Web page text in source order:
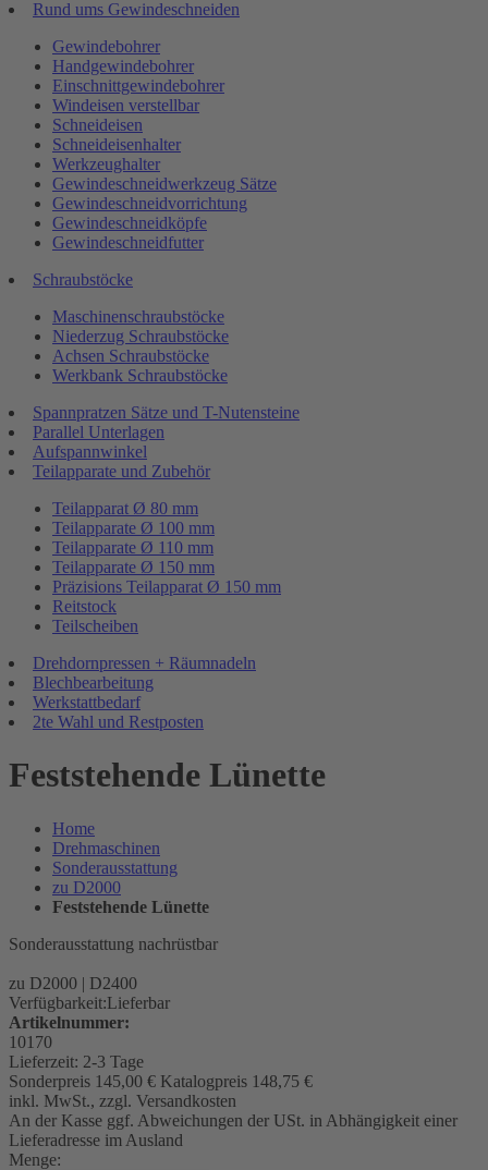
Rund ums Gewindeschneiden
Gewindebohrer
Handgewindebohrer
Einschnittgewindebohrer
Windeisen verstellbar
Schneideisen
Schneideisenhalter
Werkzeughalter
Gewindeschneidwerkzeug Sätze
Gewindeschneidvorrichtung
Gewindeschneidköpfe
Gewindeschneidfutter
Schraubstöcke
Maschinenschraubstöcke
Niederzug Schraubstöcke
Achsen Schraubstöcke
Werkbank Schraubstöcke
Spannpratzen Sätze und T-Nutensteine
Parallel Unterlagen
Aufspannwinkel
Teilapparate und Zubehör
Teilapparat Ø 80 mm
Teilapparate Ø 100 mm
Teilapparate Ø 110 mm
Teilapparate Ø 150 mm
Präzisions Teilapparat Ø 150 mm
Reitstock
Teilscheiben
Drehdornpressen + Räumnadeln
Blechbearbeitung
Werkstattbedarf
2te Wahl und Restposten
Feststehende Lünette
Home
Drehmaschinen
Sonderausstattung
zu D2000
Feststehende Lünette
Sonderausstattung nachrüstbar
zu D2000 | D2400
Verfügbarkeit:Lieferbar
Artikelnummer:
10170
Lieferzeit: 2-3 Tage
Sonderpreis 145,00 € Katalogpreis 148,75 €
inkl. MwSt., zzgl. Versandkosten
An der Kasse ggf. Abweichungen der USt. in Abhängigkeit einer
Lieferadresse im Ausland
Menge: